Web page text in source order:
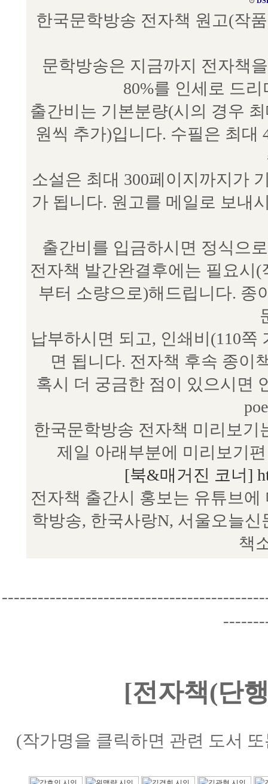
한국문학방송 전자책 원고(작
문학방송은 지금까지 전자책
80%를 인세로 드
출간비는 기본분량(시의 경우
원씩 추가)입니다. 수필은 최대
소설은 최대 300페이지까지가
가 됩니다. 원고를 메일로 보내
출간비를 입금하시면 정식으
전자책 발간완결후에는 필요시
부터 소량으로)해드립니다. 종
납부하시면 되고, 인쇄비(110
면 됩니다. 전자책 후속 종이
혹시 더 궁금한 점이 있으시면
한국문학방송 전자책 미리보
제일 아래부분에 미리보기
[북&매거진 코너]
전자책 출간시 홍보는 유튜브
학방송, 한국사랑N, 서울오늘
책
[전자책(단
(작가명을 클릭하면 관련 도서